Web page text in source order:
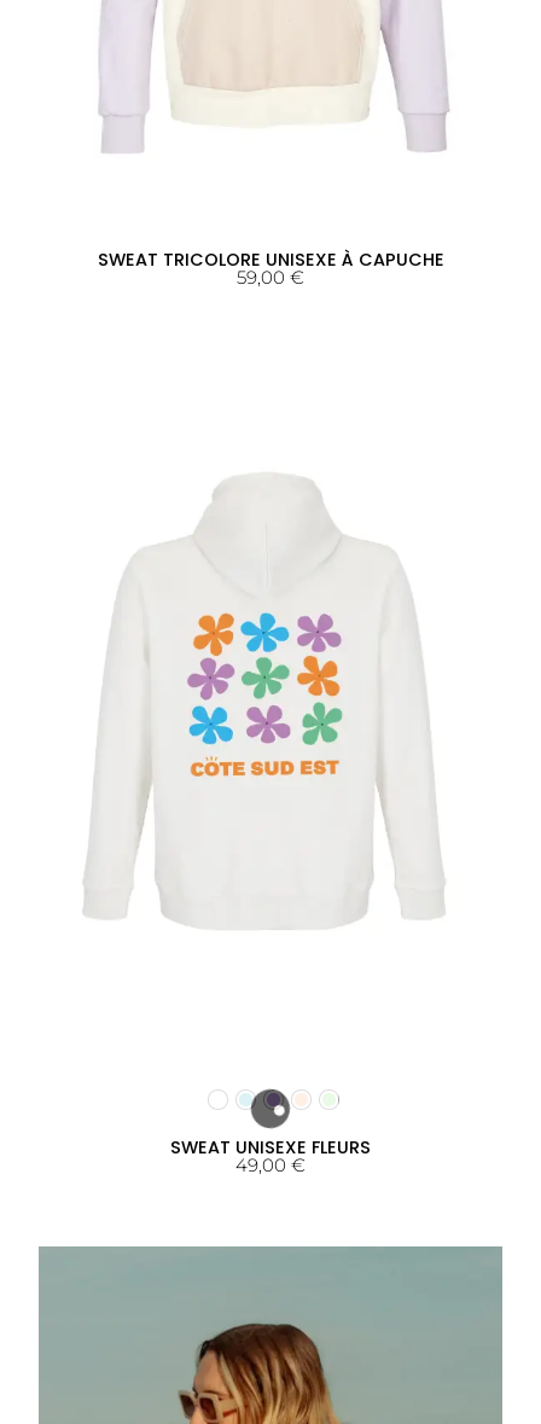
SWEAT TRICOLORE UNISEXE À CAPUCHE
59,00 €
SWEAT UNISEXE FLEURS
49,00 €